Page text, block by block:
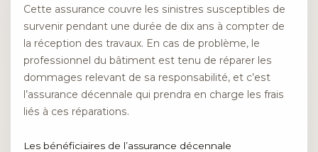
Cette assurance couvre les sinistres susceptibles de
survenir pendant une durée de dix ans à compter de
la réception des travaux. En cas de problème, le
professionnel du bâtiment est tenu de réparer les
dommages relevant de sa responsabilité, et c’est
l’assurance décennale qui prendra en charge les frais
liés à ces réparations.
Les bénéficiaires de l’assurance décennale